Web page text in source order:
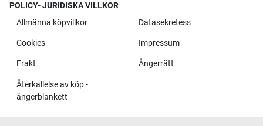
POLICY- JURIDISKA VILLKOR
Allmänna köpvillkor
Datasekretess
Cookies Impressum
Frakt Ångerrätt
Återkallelse av köp -
ångerblankett